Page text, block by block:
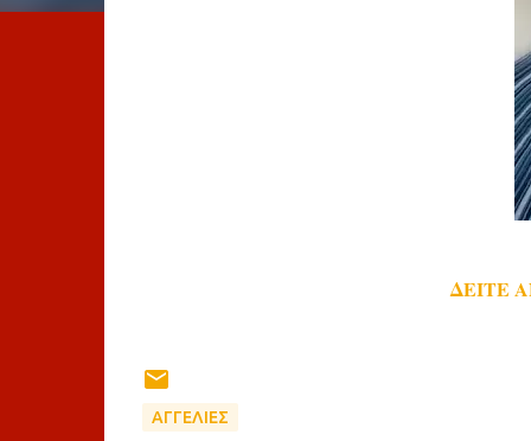
ΔΕΙΤΕ
ΑΓΓΕΛΙΕΣ